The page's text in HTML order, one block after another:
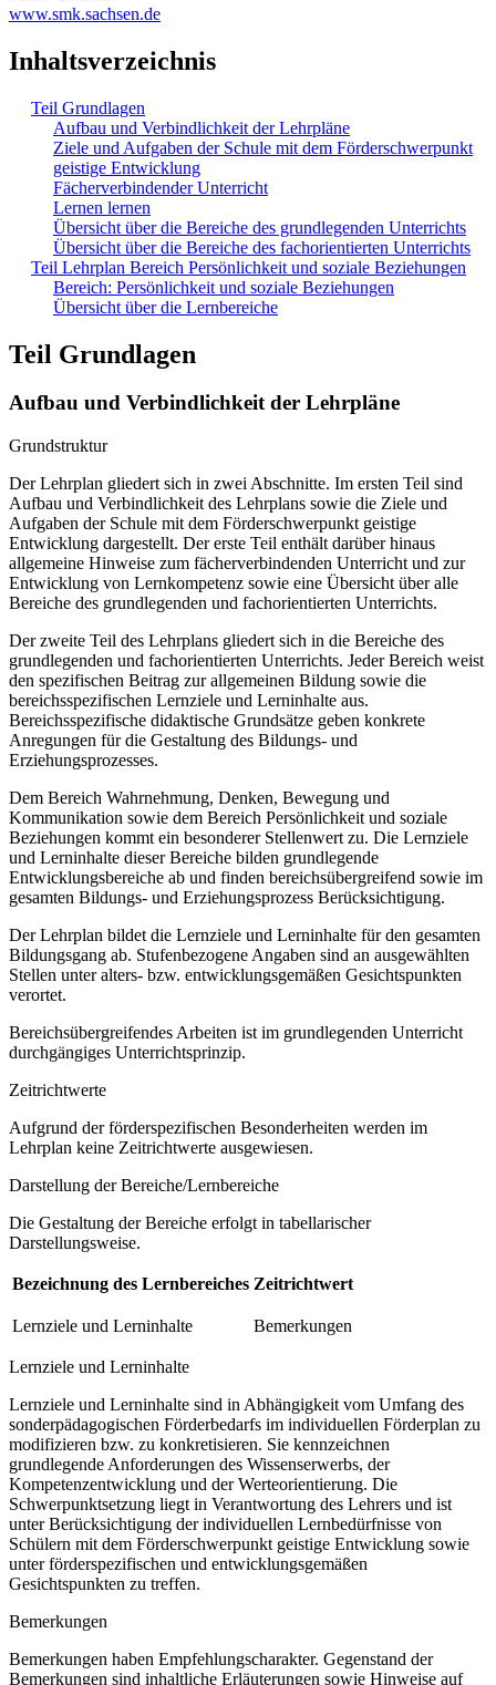
www.smk.sachsen.de
Inhaltsverzeichnis
Teil Grundlagen
Aufbau und Verbindlichkeit der Lehrpläne
Ziele und Aufgaben der Schule mit dem Förderschwerpunkt
geistige Entwicklung
Fächerverbindender Unterricht
Lernen lernen
Übersicht über die Bereiche des grundlegenden Unterrichts
Übersicht über die Bereiche des fachorientierten Unterrichts
Teil Lehrplan Bereich Persönlichkeit und soziale Beziehungen
Bereich: Persönlichkeit und soziale Beziehungen
Übersicht über die Lernbereiche
Teil Grundlagen
Aufbau und Verbindlichkeit der Lehrpläne
Grundstruktur
Der Lehrplan gliedert sich in zwei Abschnitte. Im ersten Teil sind
Aufbau und Verbindlichkeit des Lehrplans sowie die Ziele und
Aufgaben der Schule mit dem Förderschwerpunkt geistige
Entwicklung dargestellt. Der erste Teil enthält darüber hinaus
allgemeine Hinweise zum fächerverbindenden Unterricht und zur
Entwicklung von Lernkompetenz sowie eine Übersicht über alle
Bereiche des grundlegenden und fachorientierten Unterrichts.
Der zweite Teil des Lehrplans gliedert sich in die Bereiche des
grundlegenden und fachorientierten Unterrichts. Jeder Bereich weist
den spezifischen Beitrag zur allgemeinen Bildung sowie die
bereichsspezifischen Lernziele und Lerninhalte aus.
Bereichsspezifische didaktische Grundsätze geben konkrete
Anregungen für die Gestaltung des Bildungs- und
Erziehungsprozesses.
Dem Bereich Wahrnehmung, Denken, Bewegung und
Kommunikation sowie dem Bereich Persönlichkeit und soziale
Beziehungen kommt ein besonderer Stellenwert zu. Die Lernziele
und Lerninhalte dieser Bereiche bilden grundlegende
Entwicklungsbereiche ab und finden bereichsübergreifend sowie im
gesamten Bildungs- und Erziehungsprozess Berücksichtigung.
Der Lehrplan bildet die Lernziele und Lerninhalte für den gesamten
Bildungsgang ab. Stufenbezogene Angaben sind an ausgewählten
Stellen unter alters- bzw. entwicklungsgemäßen Gesichtspunkten
verortet.
Bereichsübergreifendes Arbeiten ist im grundlegenden Unterricht
durchgängiges Unterrichtsprinzip.
Zeitrichtwerte
Aufgrund der förderspezifischen Besonderheiten werden im
Lehrplan keine Zeitrichtwerte ausgewiesen.
Darstellung der Bereiche/Lernbereiche
Die Gestaltung der Bereiche erfolgt in tabellarischer
Darstellungsweise.
Bezeichnung des Lernbereiches Zeitrichtwert
Lernziele und Lerninhalte Bemerkungen
Lernziele und Lerninhalte
Lernziele und Lerninhalte sind in Abhängigkeit vom Umfang des
sonderpädagogischen Förderbedarfs im individuellen Förderplan zu
modifizieren bzw. zu konkretisieren. Sie kennzeichnen
grundlegende Anforderungen des Wissenserwerbs, der
Kompetenzentwicklung und der Werteorientierung. Die
Schwerpunktsetzung liegt in Verantwortung des Lehrers und ist
unter Berücksichtigung der individuellen Lernbedürfnisse von
Schülern mit dem Förderschwerpunkt geistige Entwicklung sowie
unter förderspezifischen und entwicklungsgemäßen
Gesichtspunkten zu treffen.
Bemerkungen
Bemerkungen haben Empfehlungscharakter. Gegenstand der
Bemerkungen sind inhaltliche Erläuterungen sowie Hinweise auf